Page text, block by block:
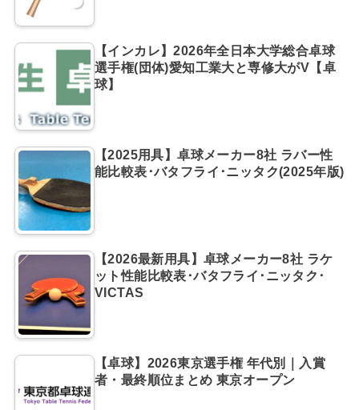
【インカレ】2026年全日本大学総合卓球
選手権(団体)愛知工業大と専修大がV【卓
球】
【2025用具】卓球メーカー8社 ラバー性
能比較表･バタフライ･ニッタク(2025年版)
【2026最新用具】卓球メーカー8社 ラケ
ット性能比較表･バタフライ･ニッタク･
VICTAS
【卓球】2026東京選手権 年代別｜入賞
者・最終順位まとめ 東京オープン